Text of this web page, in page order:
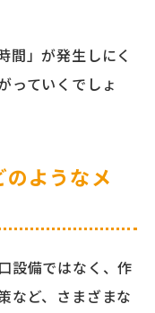
間」が発生しにく
っていくでしょ
ようなメ
設備ではなく、作
など、さまざまな